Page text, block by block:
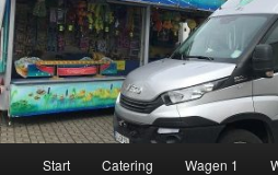
Start Catering Wagen 1